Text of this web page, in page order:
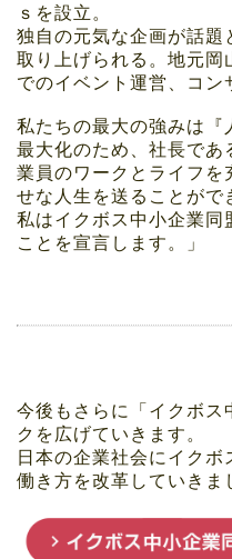
ｓを設立。
独自の元気な企画が話題
取り上げられる。地元岡
でのイベント運営、コン
私たちの最大の強みは『
最大化のため、社長であ
業員のワークとライフを
せな人生を送ることがで
私はイクボス中小企業同
ことを宣言します。」
今後もさらに「イクボス
クを広げていきます。
日本の企業社会にイクボ
働き方を改革していきま